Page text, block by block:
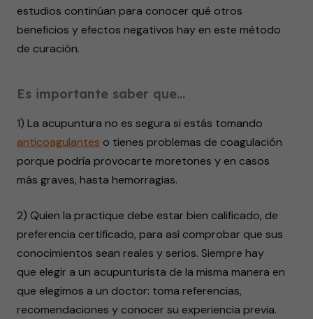
estudios continúan para conocer qué otros
beneficios y efectos negativos hay en este método
de curación.
Es importante saber que…
1) La acupuntura no es segura si estás tomando
anticoagulantes o tienes problemas de coagulación
porque podría provocarte moretones y en casos
más graves, hasta hemorragias.
2) Quien la practique debe estar bien calificado, de
preferencia certificado, para así comprobar que sus
conocimientos sean reales y serios. Siempre hay
que elegir a un acupunturista de la misma manera en
que elegimos a un doctor: toma referencias,
recomendaciones y conocer su experiencia previa.